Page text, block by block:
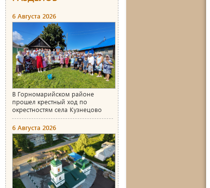
6 Августа 2026
В Горномарийском районе
прошел крестный ход по
окрестностям села Кузнецово
6 Августа 2026